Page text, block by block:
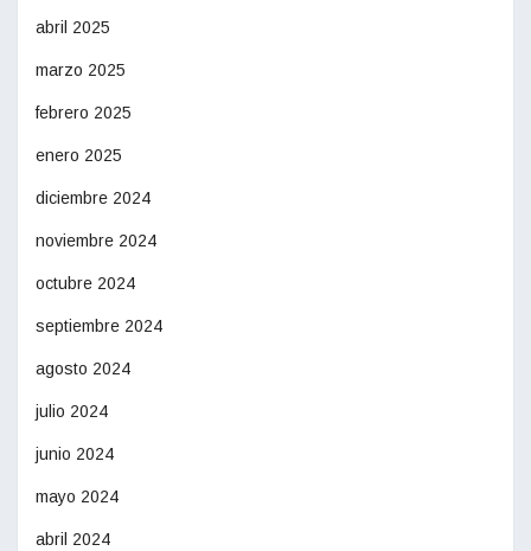
abril 2025
marzo 2025
febrero 2025
enero 2025
diciembre 2024
noviembre 2024
octubre 2024
septiembre 2024
agosto 2024
julio 2024
junio 2024
mayo 2024
abril 2024